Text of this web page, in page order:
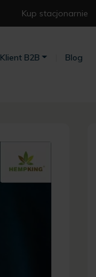
Kup stacjonarnie
Klient B2B Blog